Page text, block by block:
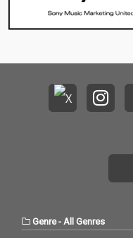
Genre- All Genres